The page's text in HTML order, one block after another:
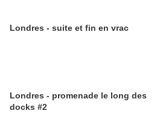
Londres - suite et fin en vrac
Londres - promenade le long des
docks #2